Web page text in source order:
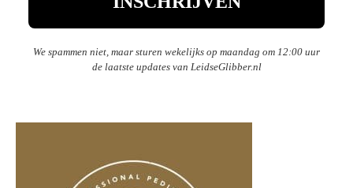
We spammen niet, maar sturen wekelijks op maandag om 12:00 uur
de laatste updates van LeidseGlibber.nl